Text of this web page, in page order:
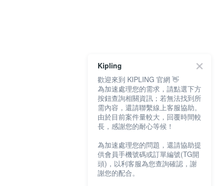
Kipling
歡迎來到 KIPLING 官網 👋
為加速處理您的需求，請點選下方
按鈕查詢相關資訊；若無法找到所
需內容，還請聯繫線上客服協助。
由於目前案件量較大，回覆時間較
長，感謝您的耐心等候！
為加速處理您的問題，還請協助提
供會員手機號碼或訂單編號(TG開
頭)，以利客服為您查詢確認，謝
謝您的配合。